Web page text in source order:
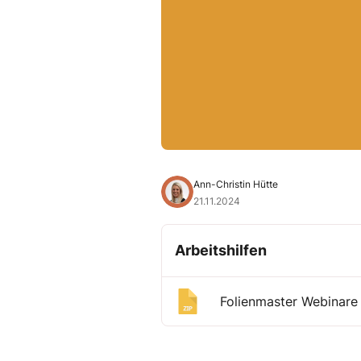
Ann-Christin Hütte
21.11.2024
Arbeitshilfen
Folienmaster Webinare